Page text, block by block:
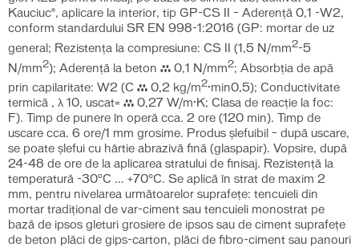
Kauciuc®, aplicare la interior, tip GP-CS II – Aderență 0,1 -W2,
conform standardului SR EN 998-1:2016 (GP: mortar de uz
general; Rezistența la compresiune: CS II (1,5 N/mm2-5
N/mm2); Aderență la beton ≥ 0,1 N/mm2; Absorbția de apă
prin capilaritate: W2 (C ≤ 0,2 kg/m2·min0,5); Conductivitate
termică , λ 10, uscat= ≤ 0,27 W/m·K; Clasa de reacție la foc:
F). Timp de punere în operă cca. 2 ore (120 min). Timp de
uscare cca. 6 ore/1 mm grosime. Produs șlefuibil – după uscare,
se poate şlefui cu hârtie abrazivă fină (glaspapir). Vopsire, după
24-48 de ore de la aplicarea stratului de finisaj. Rezistenţă la
temperatură -30°C … +70°C. Se aplică în strat de maxim 2
mm, pentru nivelarea următoarelor suprafeţe: tencuieli din
mortar tradiţional de var-ciment sau tencuieli monostrat pe
bază de ipsos gleturi grosiere de ipsos sau de ciment suprafeţe
de beton plăci de gips-carton, plăci de fibro-ciment sau panouri